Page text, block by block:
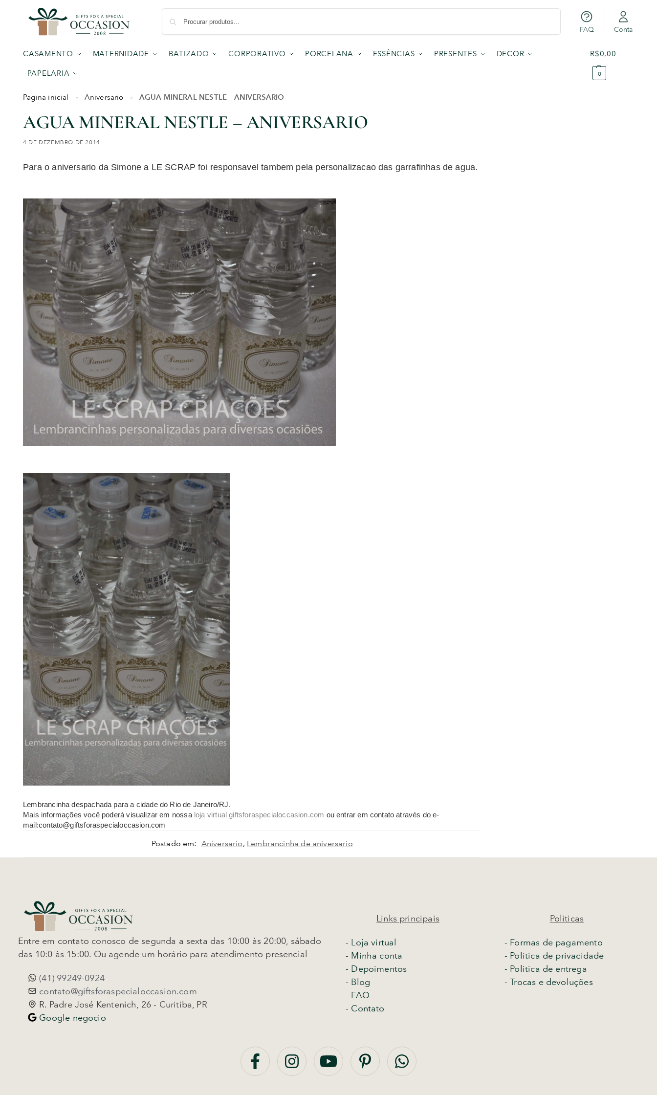
FAQ Conta
CASAMENTO MATERNIDADE BATIZADO CORPORATIVO PORCELANA ESSÊNCIAS PRESENTES DECOR
PAPELARIA
R$0,00
0
Pagina inicial » Aniversario » AGUA MINERAL NESTLE – ANIVERSARIO
AGUA MINERAL NESTLE – ANIVERSARIO
4 DE DEZEMBRO DE 2014
Para o aniversario da Simone a LE SCRAP foi responsavel tambem pela personalizacao das garrafinhas de agua.
Lembrancinha despachada para a cidade do Rio de Janeiro/RJ.
Mais informações você poderá visualizar em nossa loja virtual giftsforaspecialoccasion.com ou entrar em contato através do e-
mail:contato@giftsforaspecialoccasion.com
Postado em: Aniversario, Lembrancinha de aniversario
Entre em contato conosco de segunda a sexta das 10:00 às 20:00, sábado
das 10:0 às 15:00. Ou agende um horário para atendimento presencial
(41) 99249-0924
contato@giftsforaspecialoccasion.com
R. Padre José Kentenich, 26 - Curitiba, PR
Google negocio
Links principais
- Loja virtual
- Minha conta
- Depoimentos
- Blog
- FAQ
- Contato
Politicas
- Formas de pagamento
- Politica de privacidade
- Politica de entrega
-Trocas e devoluções